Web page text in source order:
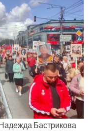
Бастрикова